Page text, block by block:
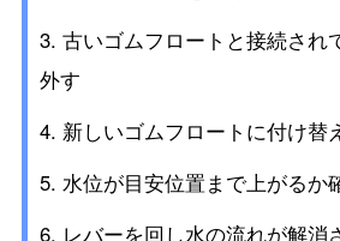
古いゴムフロートと接続され
外す
新しいゴムフロートに付け替
水位が目安位置まで上がるか
レバーを回し水の流れが解消